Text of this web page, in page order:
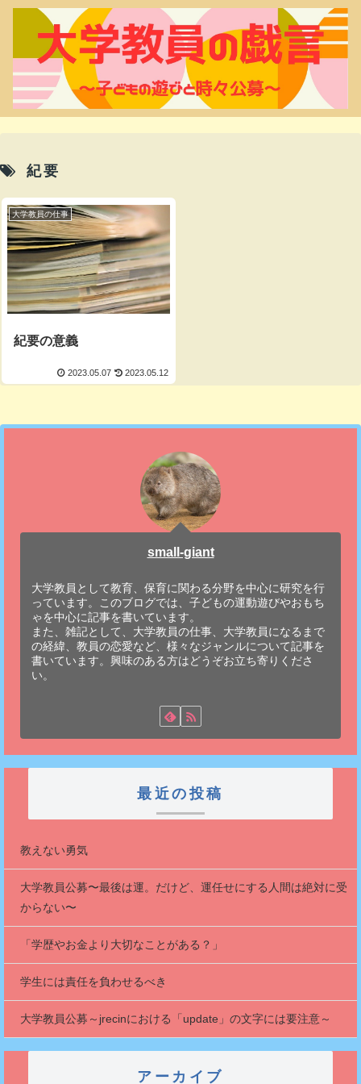
紀要
大学教員の仕事
紀要の意義
2023.05.07 2023.05.12
small-giant
大学教員として教育、保育に関わる分野を中心に研究を行
っています。このブログでは、子どもの運動遊びやおもち
ゃを中心に記事を書いています。
また、雑記として、大学教員の仕事、大学教員になるまで
の経緯、教員の恋愛など、様々なジャンルについて記事を
書いています。興味のある方はどうぞお立ち寄りくださ
い。
最近の投稿
教えない勇気
大学教員公募〜最後は運。だけど、運任せにする人間は絶対に受
からない〜
「学歴やお金より大切なことがある？」
学生には責任を負わせるべき
大学教員公募～jrecinにおける「update」の文字には要注意～
アーカイブ